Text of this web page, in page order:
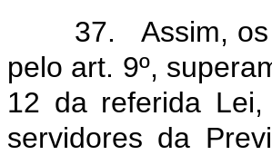
37.Assim,
pelo art. 9º,
12 da referida
servidores da